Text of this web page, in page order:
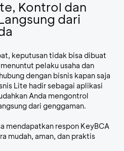
Kontrol dan
dari
keputusan tidak bisa dibuat
pelaku usaha dan
dengan bisnis kapan saja
Lite hadir sebagai aplikasi
Anda mengontrol
dari genggaman.
mendapatkan respon KeyBCA
mudah, aman, dan praktis